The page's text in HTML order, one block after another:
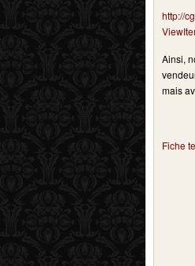
http://
Ainsi,
mais
Fiche